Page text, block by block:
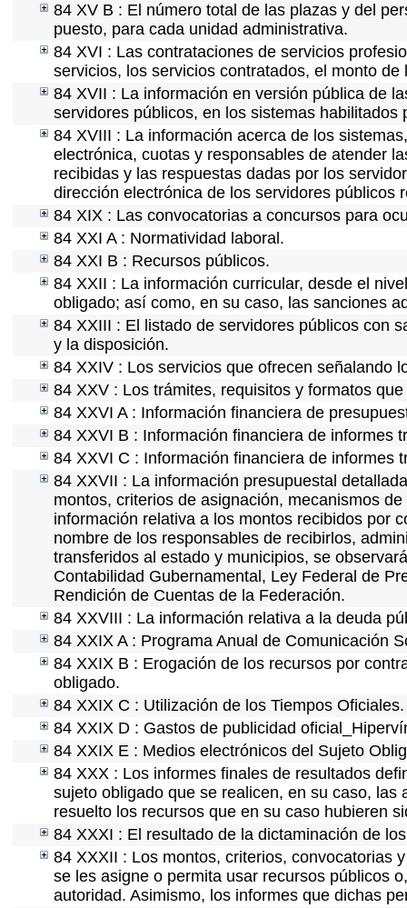
84 XV B : El número total de las plazas y del
puesto, para cada unidad administrativa.
84 XVI : Las contrataciones de servicios
servicios, los servicios contratados, el monto
84 XVII : La información en versión pública de
servidores públicos, en los sistemas
84 XVIII : La información acerca de los
electrónica, cuotas y responsables de atender
recibidas y las respuestas dadas por los
dirección electrónica de los servidores públicos
84 XIX : Las convocatorias a concursos para
84 XXI A : Normatividad laboral.
84 XXI B : Recursos públicos.
84 XXII : La información curricular, desde el
obligado; así como, en su caso, las sanciones
84 XXIII : El listado de servidores públicos con
y la disposición.
84 XXIV : Los servicios que ofrecen señalando
84 XXV : Los trámites, requisitos y formatos
84 XXVI A : Información financiera de
84 XXVI B : Información financiera de informes
84 XXVI C : Información financiera de informes
84 XXVII : La información presupuestal
montos, criterios de asignación, mecanismos
información relativa a los montos recibidos por
nombre de los responsables de recibirlos,
transferidos al estado y municipios, se
Contabilidad Gubernamental, Ley Federal de
Rendición de Cuentas de la Federación.
84 XXVIII : La información relativa a la deuda
84 XXIX A : Programa Anual de Comunicación
84 XXIX B : Erogación de los recursos por
obligado.
84 XXIX C : Utilización de los Tiempos Oficiales.
84 XXIX D : Gastos de publicidad
84 XXIX E : Medios electrónicos del Sujeto
84 XXX : Los informes finales de resultados
sujeto obligado que se realicen, en su caso,
resuelto los recursos que en su caso hubieren
84 XXXI : El resultado de la dictaminación de
84 XXXII : Los montos, criterios, convocatorias
se les asigne o permita usar recursos públicos
autoridad. Asimismo, los informes que dichas